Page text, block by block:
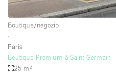
Boutique/negozio
∙
Paris
Boutique Premium à Saint-Germain
25 m²